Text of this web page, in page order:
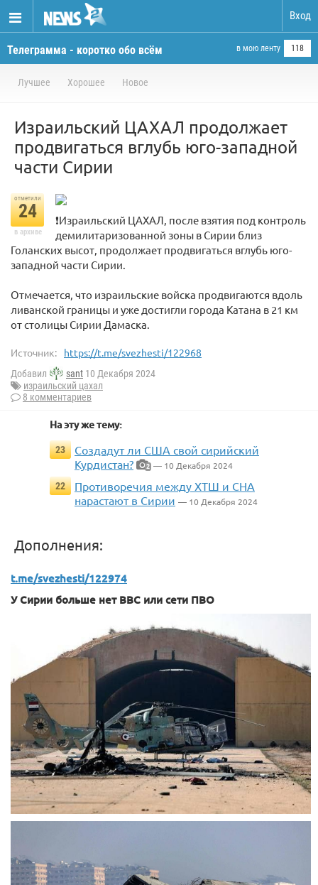
Вход
Телеграмма - коротко обо всём в мою ленту 118
Лучшее Хорошее Новое
Израильский ЦАХАЛ продолжает
продвигаться вглубь юго-западной
части Сирии
отметили
24
в архиве
❗️Израильский ЦАХАЛ, после взятия под контроль
демилитаризованной зоны в Сирии близ
Голанских высот, продолжает продвигаться вглубь юго-
западной части Сирии.
Отмечается, что израильские войска продвигаются вдоль
ливанской границы и уже достигли города Катана в 21 км
от столицы Сирии Дамаска.
Источник: https://t.me/svezhesti/122968
Добавил sant 10 Декабря 2024
израильский цахал
8 комментариев
На эту же тему:
23
Создадут ли США свой сирийский
Курдистан?
2 — 10 Декабря 2024
22
Противоречия между ХТШ и СНА
нарастают в Сирии — 10 Декабря 2024
Дополнения:
t.me/svezhesti/122974
У Сирии больше нет ВВС или сети ПВО